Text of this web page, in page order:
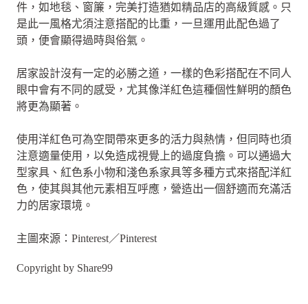
件，如地毯、窗簾，完美打造猶如精品店的高級質感。只
是此一風格尤須注意搭配的比重，一旦運用此配色過了
頭，便會顯得過時與俗氣。
居家設計沒有一定的必勝之道，一樣的色彩搭配在不同人
眼中會有不同的感受，尤其像洋紅色這種個性鮮明的顏色
將更為顯著。
使用洋紅色可為空間帶來更多的活力與熱情，但同時也須
注意適量使用，以免造成視覺上的過度負擔。可以通過大
型家具、紅色系小物和淺色系家具等多種方式來搭配洋紅
色，使其與其他元素相互呼應，營造出一個舒適而充滿活
力的居家環境。
主圖來源：Pinterest／Pinterest
Copyright by Share99